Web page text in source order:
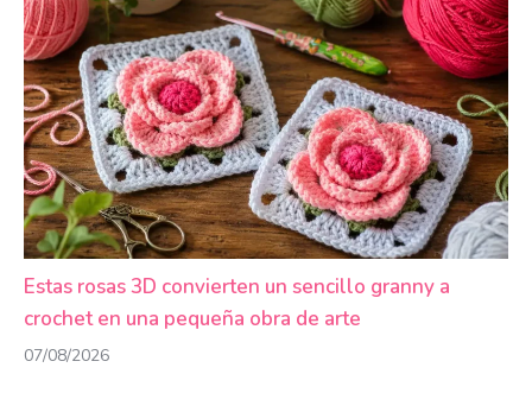
Estas rosas 3D convierten un sencillo granny a
crochet en una pequeña obra de arte
07/08/2026